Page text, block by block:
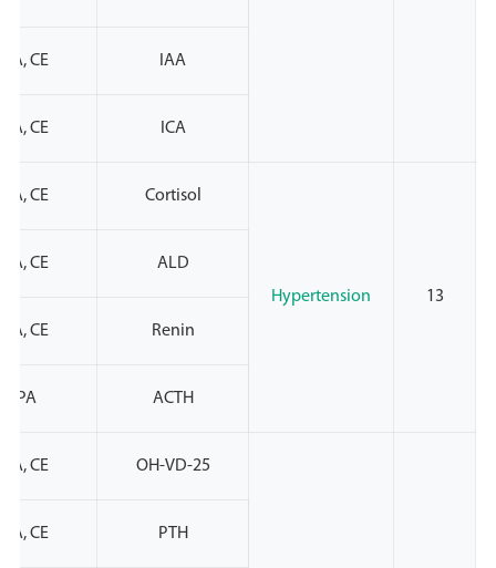
IAA
CE
ICA
CE
13
Hypertension
Cortisol
CE
ALD
CE
Renin
CE
ACTH
25-OH-VD
CE
PTH
CE